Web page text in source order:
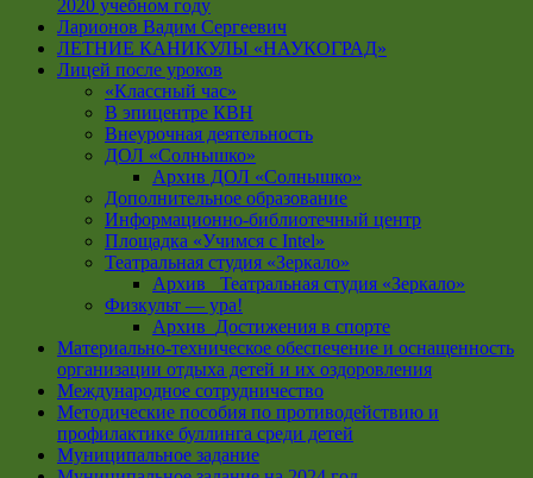
2020 учебном году
Ларионов Вадим Сергеевич
ЛЕТНИЕ КАНИКУЛЫ «НАУКОГРАД»
Лицей после уроков
«Классный час»
В эпицентре КВН
Внеурочная деятельность
ДОЛ «Солнышко»
Архив ДОЛ «Солнышко»
Дополнительное образование
Информационно-библиотечный центр
Площадка «Учимся с Intel»
Театральная студия «Зеркало»
Архив _Театральная студия «Зеркало»
Физкульт — ура!
Архив_Достижения в спорте
Материально-техническое обеспечение и оснащенность
организации отдыха детей и их оздоровления
Международное сотрудничество
Методические пособия по противодействию и
профилактике буллинга среди детей
Муниципальное задание